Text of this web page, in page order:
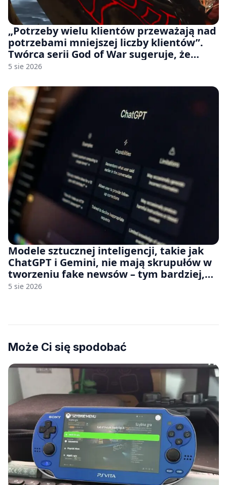
„Potrzeby wielu klientów przeważają nad
potrzebami mniejszej liczby klientów”.
Twórca serii God of War sugeruje, że
rozumie, dlaczego Sony rezygnuje z gier
5 sie 2026
Modele sztucznej inteligencji, takie jak
ChatGPT i Gemini, nie mają skrupułów w
tworzeniu fake newsów – tym bardziej,
jeśli rozmawiasz z nimi po polsku
5 sie 2026
Może Ci się spodobać